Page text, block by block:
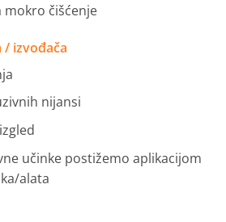
čišćenje
izvođača
nijansi
učinke postižemo aplikacijom
alata